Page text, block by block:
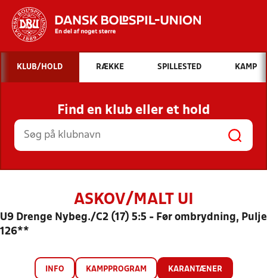
Hvad vil du søge efter?
INDHOLD OG NYHEDER
STILLINGER, RESULTATER, KLUBBER OG
HOLD
KLUB/HOLD RÆKKE SPILLESTED KAMP
Find en klub eller et hold
ASKOV/MALT UI
U9 Drenge Nybeg./C2 (17) 5:5 - Før ombrydning, Pulje
126**
INFO KAMPPROGRAM KARANTÆNER